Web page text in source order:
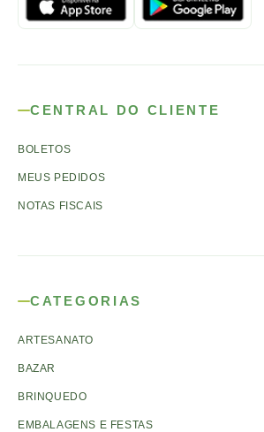
CENTRAL DO CLIENTE
BOLETOS
MEUS PEDIDOS
NOTAS FISCAIS
CATEGORIAS
ARTESANATO
BAZAR
BRINQUEDO
EMBALAGENS E FESTAS